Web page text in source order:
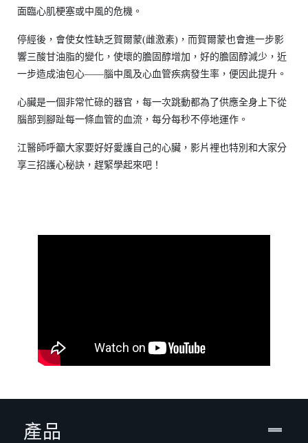
面臨心肌梗塞或中風的危機。
停經後，會使女性缺乏賀爾蒙(雌激素)，而賀爾蒙也會進一步影
響三酸甘油脂的變化，使壞的膽固醇增加，好的膽固醇減少，近
一步造成油包心——腦中風及心血管疾病發生率，便因此提升。
心臟是一個非常忙碌的器官，每一次跳動都為了供應全身上下從
腦部到腳趾每一條血管的血流，每分每秒不停地運作。
江醫師呼籲大家要好好愛護自己的心臟，影片裡也特別和大家分
享三招護心秘訣，趕緊學起來吧！
產品